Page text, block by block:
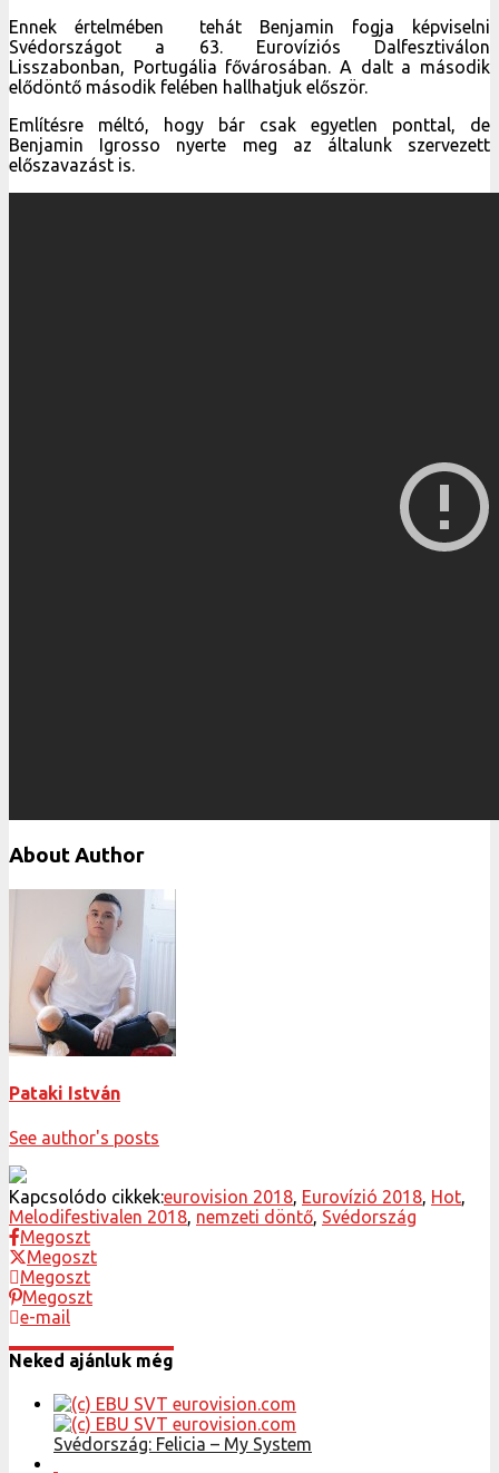
Ennek értelmében tehát Benjamin fogja képviselni
Svédországot a 63. Eurovíziós Dalfesztiválon
Lisszabonban, Portugália fővárosában. A dalt a második
elődöntő második felében hallhatjuk először.
Említésre méltó, hogy bár csak egyetlen ponttal, de
Benjamin Igrosso nyerte meg az általunk szervezett
előszavazást is.
About Author
Pataki István
See author's posts
Kapcsolódo cikkek:eurovision 2018 Eurovízió 2018 Hot
Melodifestivalen 2018 nemzeti döntő Svédország
Megoszt
Megoszt
Megoszt
Megoszt
e-mail
Neked ajánluk még
Svédország: Felicia – My System